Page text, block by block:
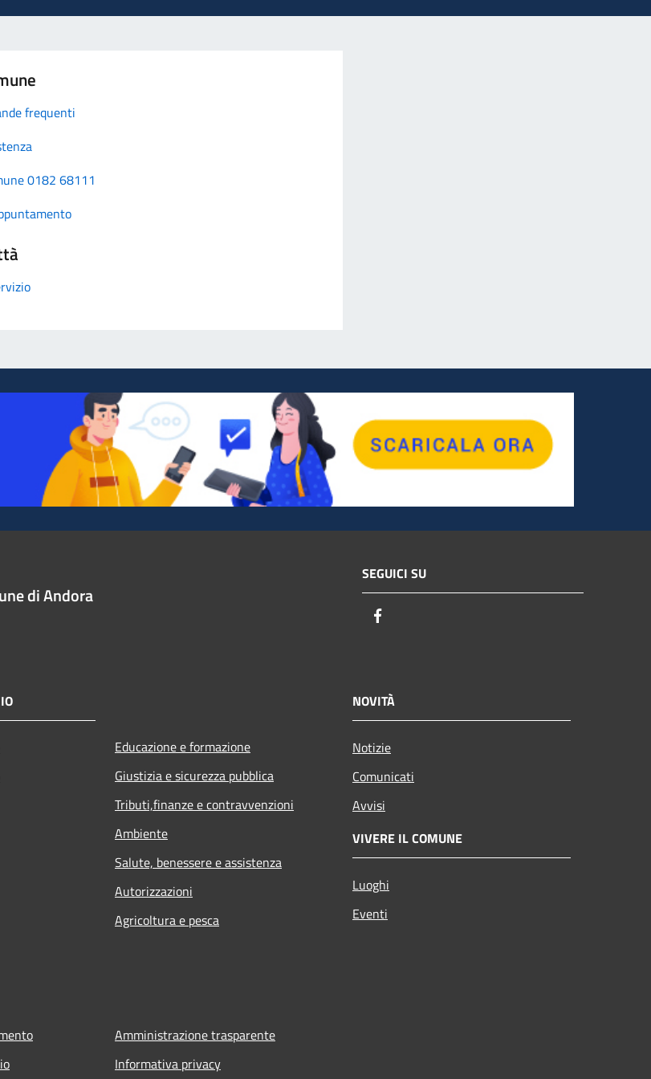
frequenti
0182 68111
di Andora
SEGUICI SU
Educazione e formazione
Giustizia e sicurezza pubblica
Tributi,finanze e contravvenzioni
Ambiente
Salute, benessere e assistenza
Autorizzazioni
Agricoltura e pesca
NOVITÀ
Notizie
Comunicati
Avvisi
VIVERE IL COMUNE
Luoghi
Eventi
Amministrazione trasparente
Informativa privacy